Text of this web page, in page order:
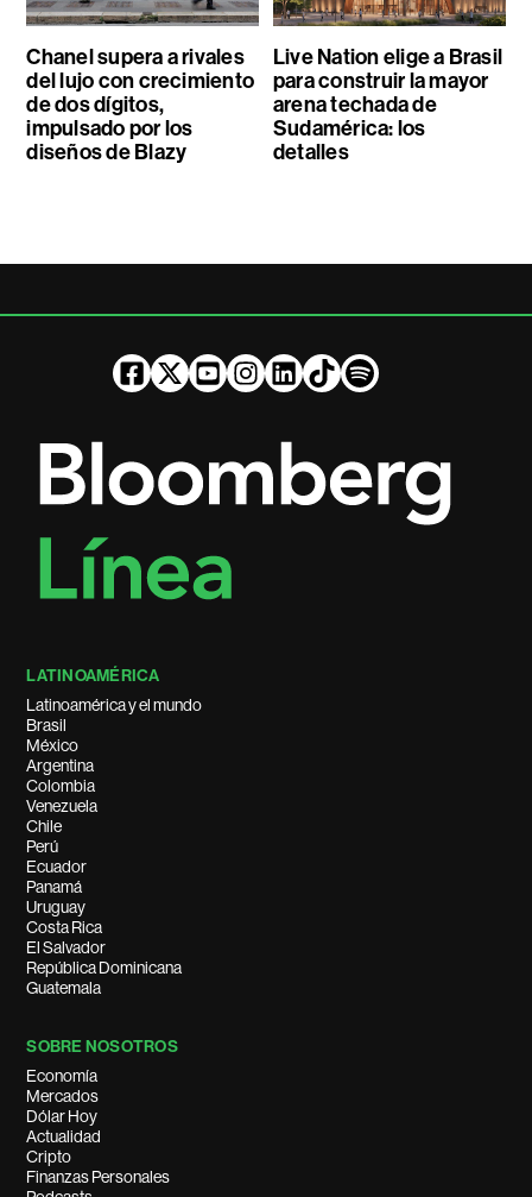
Chanel supera a rivales
del lujo con crecimiento
de dos dígitos,
impulsado por los
diseños de Blazy
Live Nation elige a Brasil
para construir la mayor
arena techada de
Sudamérica: los
detalles
LATINOAMÉRICA
Latinoamérica y el mundo
Brasil
México
Argentina
Colombia
Venezuela
Chile
Perú
Ecuador
Panamá
Uruguay
Costa Rica
El Salvador
República Dominicana
Guatemala
SOBRE NOSOTROS
Economía
Mercados
Dólar Hoy
Actualidad
Cripto
Finanzas Personales